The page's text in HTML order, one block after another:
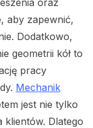
aby zapewnić,
Dodatkowo,
geometrii kół to
pracy
Mechanik
jest nie tylko
klientów. Dlatego